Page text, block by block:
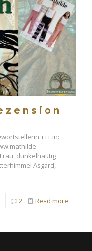
+++ in:
dunkelhäutig
Asgard,
2 Read more